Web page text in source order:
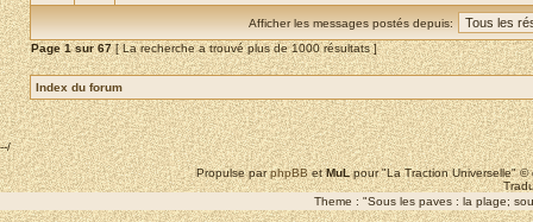
Afficher les messages postés depuis:
Page1sur67[ La recherche a trouvé plus de 1000 résultats ]
Index du forum
--/
Propulse parphpBBetMuLpour "La Traction Universelle"
Theme : "Sous les paves : la plage;